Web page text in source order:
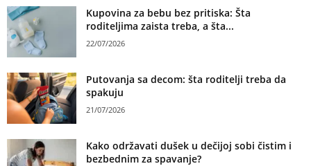
Kupovina za bebu bez pritiska: Šta
roditeljima zaista treba, a šta...
22/07/2026
Putovanja sa decom: šta roditelji treba da
spakuju
21/07/2026
Kako održavati dušek u dečijoj sobi čistim i
bezbednim za spavanje?